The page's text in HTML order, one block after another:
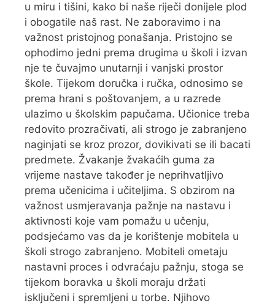
u miru i tišini, kako bi naše riječi donijele plod
i obogatile naš rast. Ne zaboravimo i na
važnost pristojnog ponašanja. Pristojno se
ophodimo jedni prema drugima u školi i izvan
nje te čuvajmo unutarnji i vanjski prostor
škole. Tijekom doručka i ručka, odnosimo se
prema hrani s poštovanjem, a u razrede
ulazimo u školskim papučama. Učionice treba
redovito prozračivati, ali strogo je zabranjeno
naginjati se kroz prozor, dovikivati se ili bacati
predmete. Žvakanje žvakaćih guma za
vrijeme nastave također je neprihvatljivo
prema učenicima i učiteljima. S obzirom na
važnost usmjeravanja pažnje na nastavu i
aktivnosti koje vam pomažu u učenju,
podsjećamo vas da je korištenje mobitela u
školi strogo zabranjeno. Mobiteli ometaju
nastavni proces i odvraćaju pažnju, stoga se
tijekom boravka u školi moraju držati
isključeni i spremljeni u torbe. Njihovo